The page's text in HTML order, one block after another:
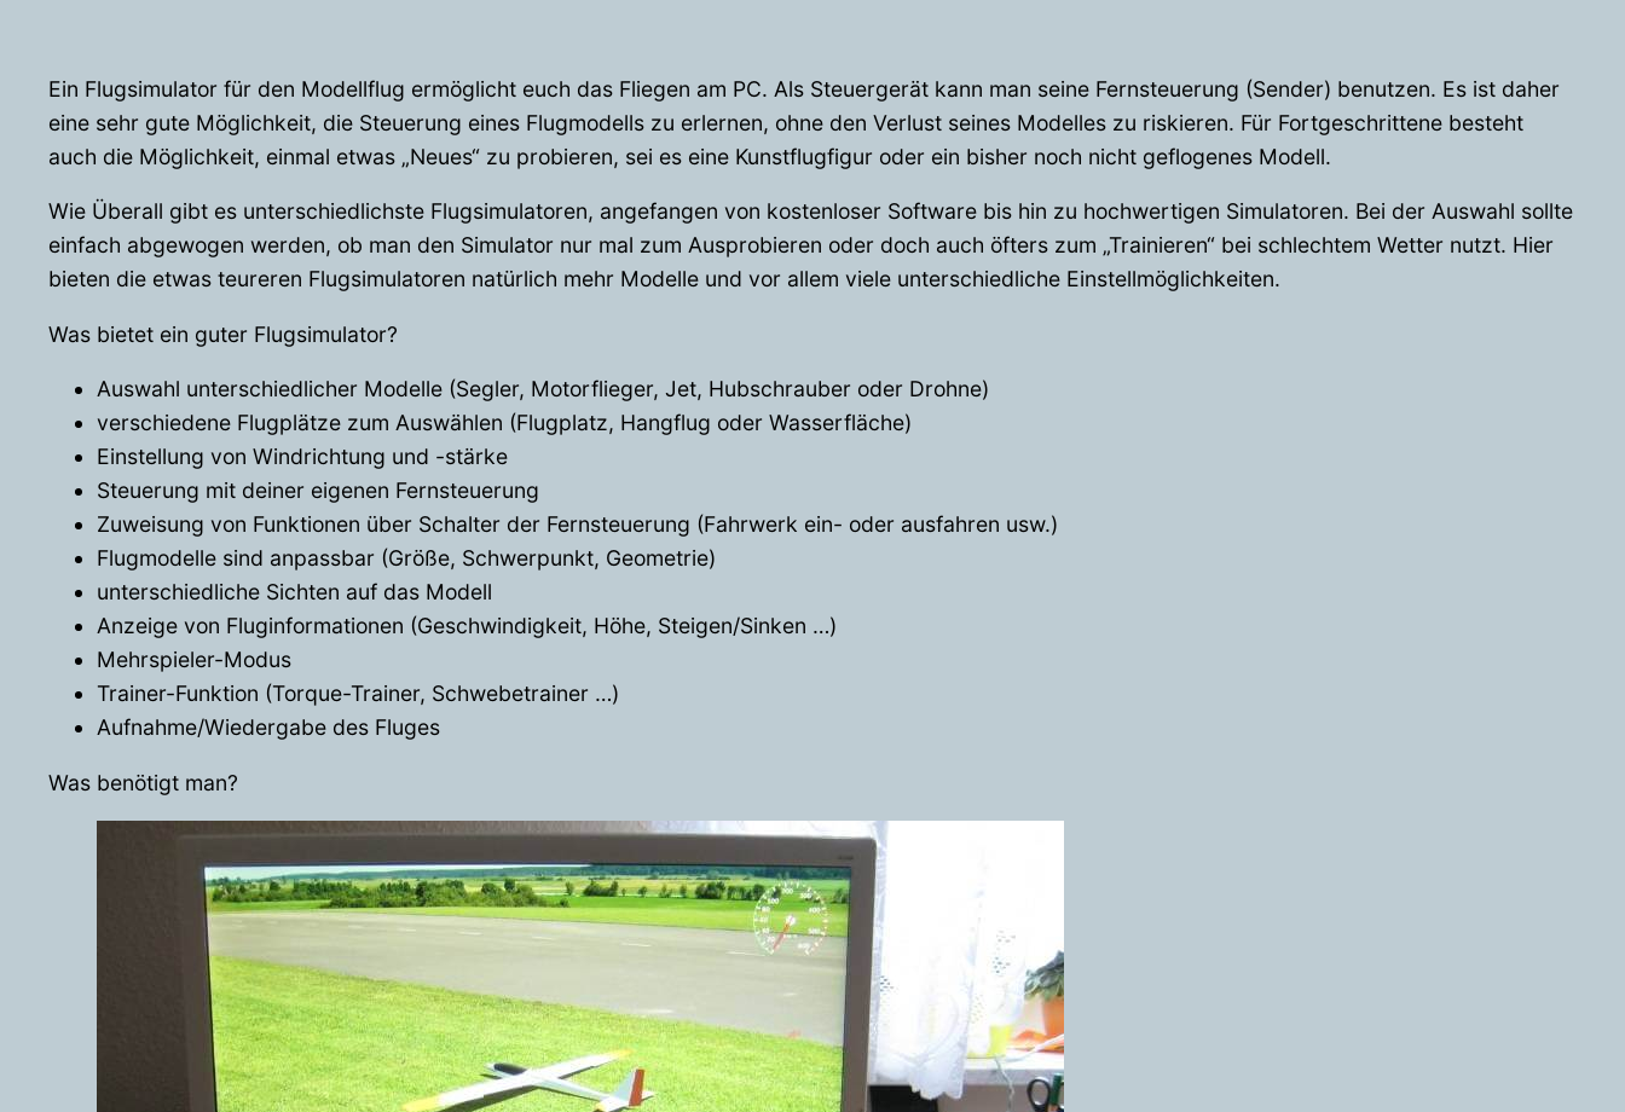
Ein Flugsimulator für den Modellflug ermöglicht euch das Fliegen am PC. Als Steuergerät kann man seine Fernsteuerung (Sender) benutzen. Es ist daher
eine sehr gute Möglichkeit, die Steuerung eines Flugmodells zu erlernen, ohne den Verlust seines Modelles zu riskieren. Für Fortgeschrittene besteht
auch die Möglichkeit, einmal etwas „Neues“ zu probieren, sei es eine Kunstflugfigur oder ein bisher noch nicht geflogenes Modell.
Wie Überall gibt es unterschiedlichste Flugsimulatoren, angefangen von kostenloser Software bis hin zu hochwertigen Simulatoren. Bei der Auswahl sollte
einfach abgewogen werden, ob man den Simulator nur mal zum Ausprobieren oder doch auch öfters zum „Trainieren“ bei schlechtem Wetter nutzt. Hier
bieten die etwas teureren Flugsimulatoren natürlich mehr Modelle und vor allem viele unterschiedliche Einstellmöglichkeiten.
Was bietet ein guter Flugsimulator?
Auswahl unterschiedlicher Modelle (Segler, Motorflieger, Jet, Hubschrauber oder Drohne)
verschiedene Flugplätze zum Auswählen (Flugplatz, Hangflug oder Wasserfläche)
Einstellung von Windrichtung und -stärke
Steuerung mit deiner eigenen Fernsteuerung
Zuweisung von Funktionen über Schalter der Fernsteuerung (Fahrwerk ein- oder ausfahren usw.)
Flugmodelle sind anpassbar (Größe, Schwerpunkt, Geometrie)
unterschiedliche Sichten auf das Modell
Anzeige von Fluginformationen (Geschwindigkeit, Höhe, Steigen/Sinken …)
Mehrspieler-Modus
Trainer-Funktion (Torque-Trainer, Schwebetrainer …)
Aufnahme/Wiedergabe des Fluges
Was benötigt man?